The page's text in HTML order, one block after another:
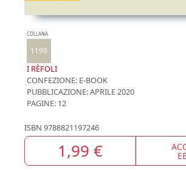
COLLANA
1199
I RÈFOLI
CONFEZIONE: E-BOOK
PUBBLICAZIONE:APRILE 2020
PAGINE: 12
ISBN 9788821197246
1,99 €